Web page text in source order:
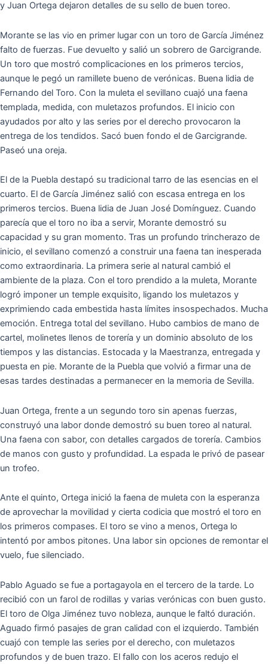
y Juan Ortega dejaron detalles de su sello de buen toreo.
Morante se las vio en primer lugar con un toro de García Jiménez
falto de fuerzas. Fue devuelto y salió un sobrero de Garcigrande.
Un toro que mostró complicaciones en los primeros tercios,
aunque le pegó un ramillete bueno de verónicas. Buena lidia de
Fernando del Toro. Con la muleta el sevillano cuajó una faena
templada, medida, con muletazos profundos. El inicio con
ayudados por alto y las series por el derecho provocaron la
entrega de los tendidos. Sacó buen fondo el de Garcigrande.
Paseó una oreja.
El de la Puebla destapó su tradicional tarro de las esencias en el
cuarto. El de García Jiménez salió con escasa entrega en los
primeros tercios. Buena lidia de Juan José Domínguez. Cuando
parecía que el toro no iba a servir, Morante demostró su
capacidad y su gran momento. Tras un profundo trincherazo de
inicio, el sevillano comenzó a construir una faena tan inesperada
como extraordinaria. La primera serie al natural cambió el
ambiente de la plaza. Con el toro prendido a la muleta, Morante
logró imponer un temple exquisito, ligando los muletazos y
exprimiendo cada embestida hasta límites insospechados. Mucha
emoción. Entrega total del sevillano. Hubo cambios de mano de
cartel, molinetes llenos de torería y un dominio absoluto de los
tiempos y las distancias. Estocada y la Maestranza, entregada y
puesta en pie. Morante de la Puebla que volvió a firmar una de
esas tardes destinadas a permanecer en la memoria de Sevilla.
Juan Ortega, frente a un segundo toro sin apenas fuerzas,
construyó una labor donde demostró su buen toreo al natural.
Una faena con sabor, con detalles cargados de torería. Cambios
de manos con gusto y profundidad. La espada le privó de pasear
un trofeo.
Ante el quinto, Ortega inició la faena de muleta con la esperanza
de aprovechar la movilidad y cierta codicia que mostró el toro en
los primeros compases. El toro se vino a menos, Ortega lo
intentó por ambos pitones. Una labor sin opciones de remontar el
vuelo, fue silenciado.
Pablo Aguado se fue a portagayola en el tercero de la tarde. Lo
recibió con un farol de rodillas y varias verónicas con buen gusto.
El toro de Olga Jiménez tuvo nobleza, aunque le faltó duración.
Aguado firmó pasajes de gran calidad con el izquierdo. También
cuajó con temple las series por el derecho, con muletazos
profundos y de buen trazo. El fallo con los aceros redujo el